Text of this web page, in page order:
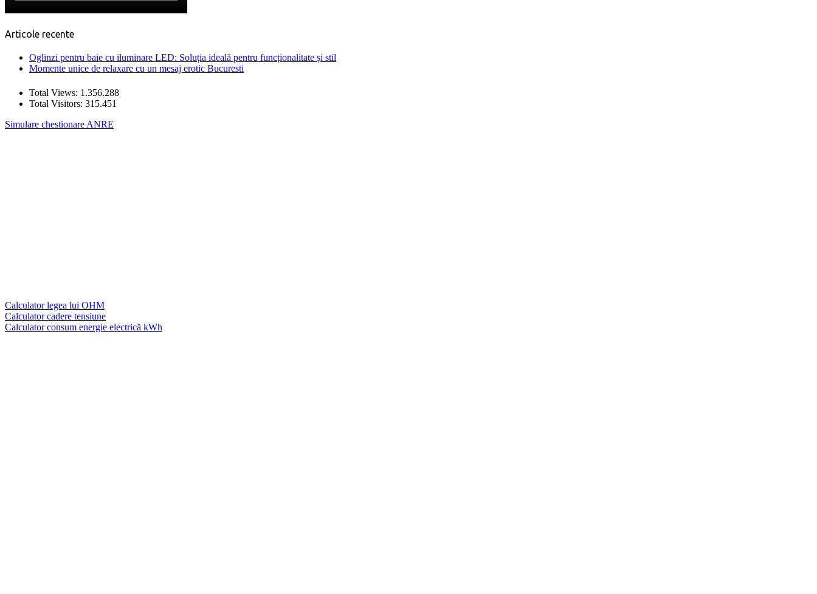
Articole recente
Oglinzi pentru baie cu iluminare LED: Soluția ideală pentru funcționalitate și stil
Momente unice de relaxare cu un mesaj erotic Bucuresti
Total Views: 1.356.288
Total Visitors: 315.451
Simulare chestionare ANRE
Calculator legea lui OHM
Calculator cadere tensiune
Calculator consum energie electrică kWh